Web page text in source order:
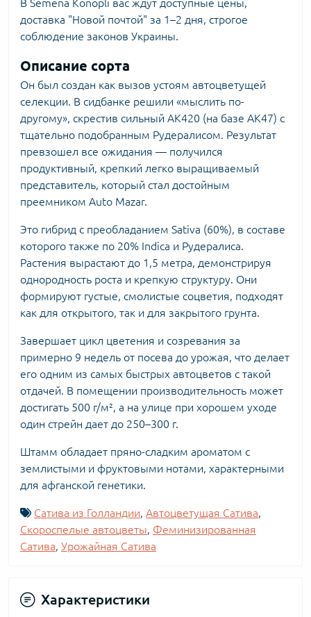
В Semena Konopli вас ждут доступные цены,
доставка "Новой почтой" за 1–2 дня, строгое
соблюдение законов Украины.
Описание сорта
Он был создан как вызов устоям автоцветущей
селекции. В сидбанке решили «мыслить по-
другому», скрестив сильный AK420 (на базе AK47) с
тщательно подобранным Рудералисом. Результат
превзошел все ожидания — получился
продуктивный, крепкий легко выращиваемый
представитель, который стал достойным
преемником Auto Mazar.
Это гибрид с преобладанием Sativa (60%), в составе
которого также по 20% Indica и Рудералиса.
Растения вырастают до 1,5 метра, демонстрируя
однородность роста и крепкую структуру. Они
формируют густые, смолистые соцветия, подходят
как для открытого, так и для закрытого грунта.
Завершает цикл цветения и созревания за
примерно 9 недель от посева до урожая, что делает
его одним из самых быстрых автоцветов с такой
отдачей. В помещении производительность может
достигать 500 г/м², а на улице при хорошем уходе
один стрейн дает до 250–300 г.
Штамм обладает пряно-сладким ароматом с
землистыми и фруктовыми нотами, характерными
для афганской генетики.
Сатива из Голландии, Автоцветущая Сатива,
Скороспелые автоцветы, Феминизированная
Сатива, Урожайная Сатива
Характеристики